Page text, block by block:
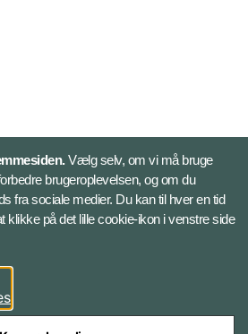
Vælg selv, om vi må bruge
brugeroplevelsen, og om du
fra sociale medier. Du kan til hver en tid
på det lille cookie-ikon i venstre side